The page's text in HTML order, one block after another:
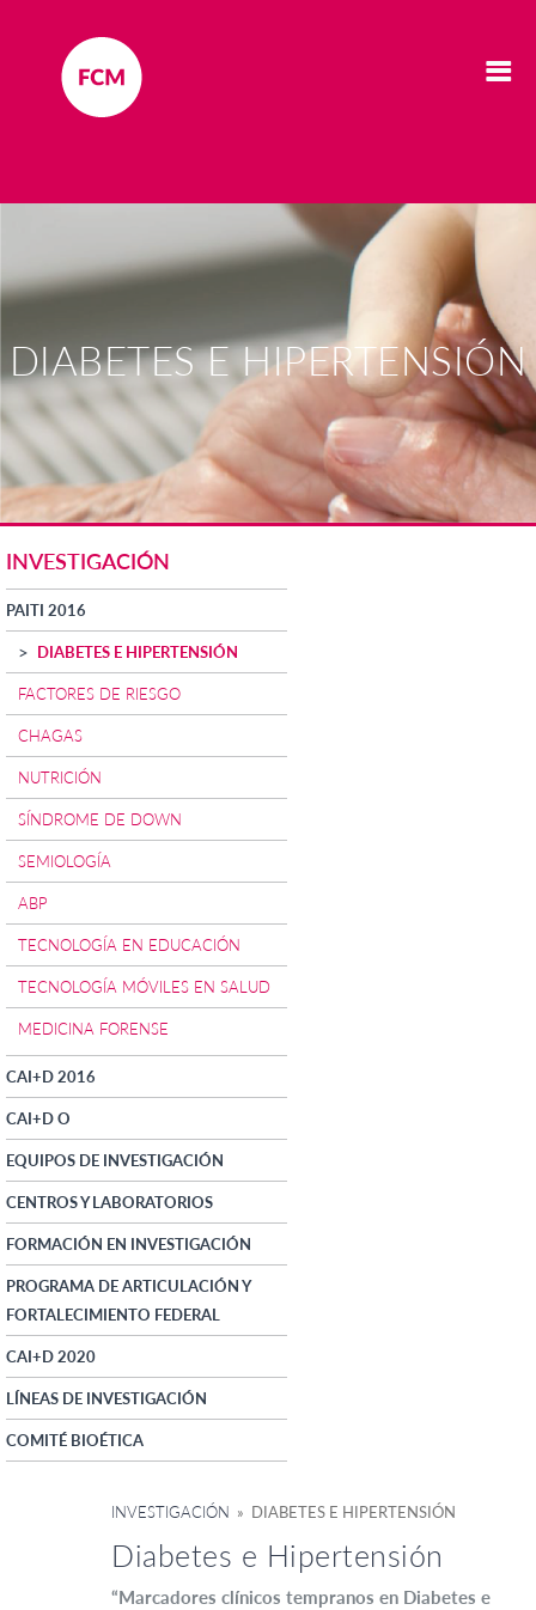
DIABETES E HIPERTENSIÓN
INVESTIGACIÓN
PAITI 2016
DIABETES E HIPERTENSIÓN
FACTORES DE RIESGO
CHAGAS
NUTRICIÓN
SÍNDROME DE DOWN
SEMIOLOGÍA
ABP
TECNOLOGÍA EN EDUCACIÓN
TECNOLOGÍA MÓVILES EN SALUD
MEDICINA FORENSE
CAI+D 2016
CAI+D O
EQUIPOS DE INVESTIGACIÓN
CENTROS Y LABORATORIOS
FORMACIÓN EN INVESTIGACIÓN
PROGRAMA DE ARTICULACIÓN Y
FORTALECIMIENTO FEDERAL
CAI+D 2020
LÍNEAS DE INVESTIGACIÓN
COMITÉ BIOÉTICA
INVESTIGACIÓN » DIABETES E HIPERTENSIÓN
Diabetes e Hipertensión
“Marcadores clínicos tempranos en Diabetes e